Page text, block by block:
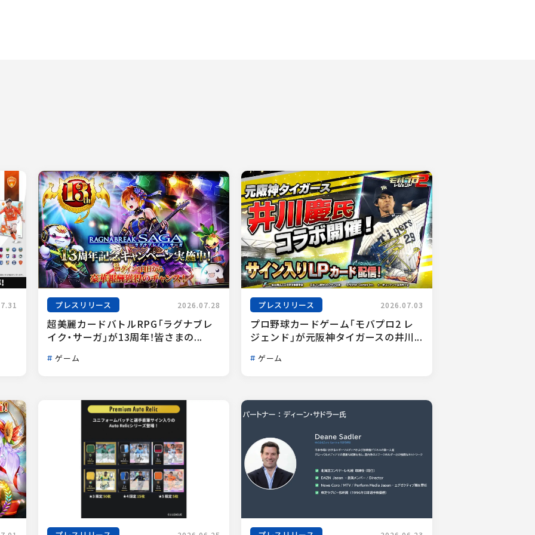
プレスリリース 2026.07.28
超美麗カードバトルRPG「ラグナブレ
イク・サーガ」が13周年！皆さまの...
ゲーム
プレスリリース 2026.07.03
プロ野球カードゲーム「モバプロ2 レ
ジェンド」が元阪神タイガースの井川...
ゲーム